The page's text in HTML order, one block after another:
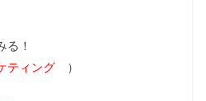
る！
ティング ）